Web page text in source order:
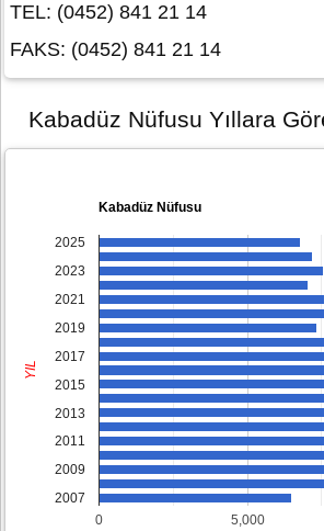
TEL: (0452) 841 21 14
FAKS: (0452) 841 21 14
Kabadüz Nüfusu Yıllara
Kabadüz Nüfusu
0 5,000
2025
2023
2021
2019
2017
2015
2013
2011
2009
2007
YIL